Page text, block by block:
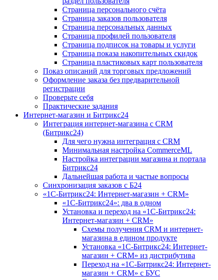
Страница персонального счёта
Страница заказов пользователя
Страница персональных данных
Страница профилей пользователя
Страница подписок на товары и услуги
Страница показа накопительных скидок
Страница пластиковых карт пользователя
Показ описаний для торговых предложений
Оформление заказа без предварительной
регистрации
Проверьте себя
Практические задания
Интернет-магазин и Битрикс24
Интеграция интернет-магазина с CRM
(Битрикс24)
Для чего нужна интеграция с CRM
Минимальная настройка CommerceML
Настройка интеграции магазина и портала
Битрикс24
Дальнейшая работа и частые вопросы
Синхронизация заказов с Б24
«1С-Битрикс24: Интернет-магазин + CRM»
«1С-Битрикс24»: два в одном
Установка и переход на «1С-Битрикс24:
Интернет-магазин + CRM»
Схемы получения CRM и интернет-
магазина в едином продукте
Установка «1С-Битрикс24: Интернет-
магазин + CRM» из дистрибутива
Переход на «1С-Битрикс24: Интернет-
магазин + CRM» с БУС